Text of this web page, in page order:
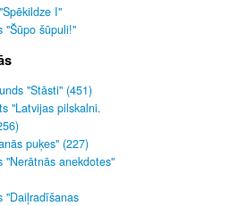
I"
"Šūpo šūpuli!"
"Stāsti" (451)
"Latvijas pilskalni.
puķes" (227)
"Nerātnās anekdotes"
"Daiļradīšanas